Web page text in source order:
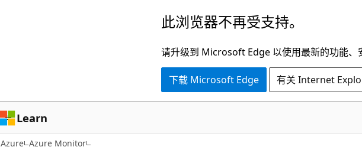
容
此浏览器不再受支持。
请升级到 Microsoft Edge 以使用最新的功能、
下载 Microsoft Edge 有关 Internet
Learn
Azure Azure Monitor